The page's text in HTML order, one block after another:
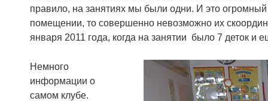
правило, на занятиях мы были одни. И это огромный
помещении, то совершенно невозможно их
января 2011 года, когда на занятии было 7 деток
Немного
информации о
самом клубе.